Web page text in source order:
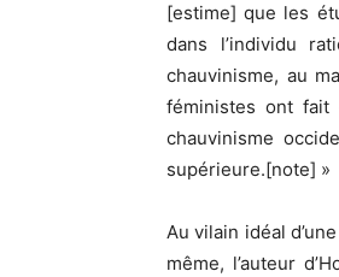
[estime] que les
dans l’individu
chauvinisme, au
féministes ont fait
chauvinisme
supérieure.[note] »
Au vilain idéal
même, l’auteur